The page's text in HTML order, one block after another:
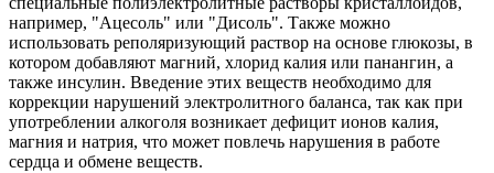
например, "Ацесоль" или "Дисоль". Также можно
использовать реполяризующий раствор на основе глюкозы, в
котором добавляют магний, хлорид калия или панангин, а
также инсулин. Введение этих веществ необходимо для
коррекции нарушений электролитного баланса, так как при
употреблении алкоголя возникает дефицит ионов калия,
магния и натрия, что может повлечь нарушения в работе
сердца и обмене веществ.